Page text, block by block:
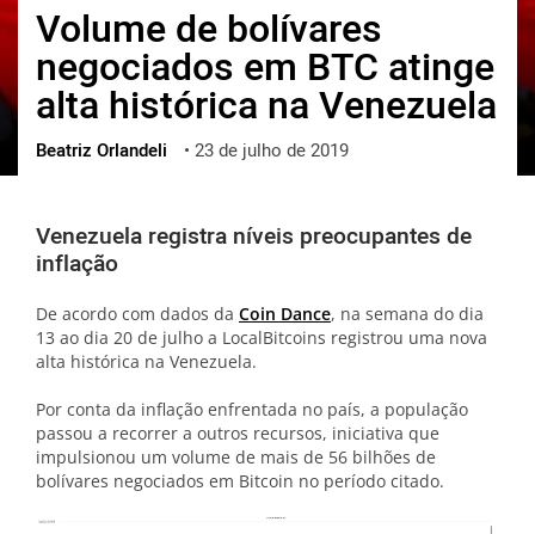
한국어
العربية
ไทย
ქართული
vietnamese
Volume de bolívares
negociados em BTC atinge
alta histórica na Venezuela
Beatriz Orlandeli • 23 de julho de 2019
Venezuela registra níveis preocupantes de
inflação
De acordo com dados da Coin Dance, na semana do dia
13 ao dia 20 de julho a LocalBitcoins registrou uma nova
alta histórica na Venezuela.
Por conta da inflação enfrentada no país, a população
passou a recorrer a outros recursos, iniciativa que
impulsionou um volume de mais de 56 bilhões de
bolívares negociados em Bitcoin no período citado.